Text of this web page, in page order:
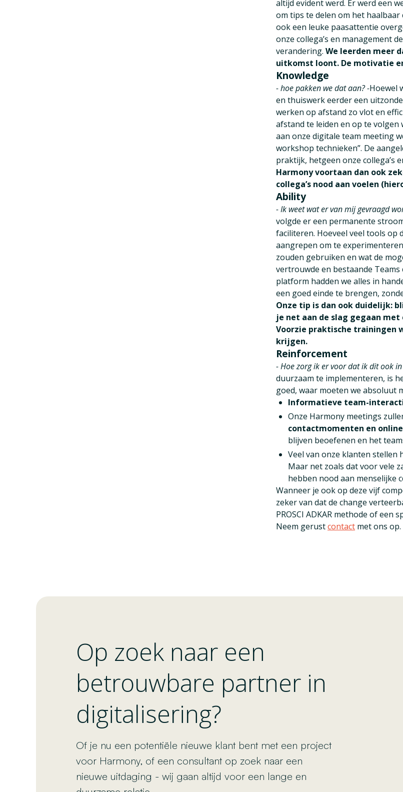
altijd evident werd. Er werd een
om tips te delen om het
ook een leuke paasattentie
onze collega’s en management
verandering. We leerden meer
uitkomst loont. De motivatie
Knowledge
- hoe pakken we dat aan? -Hoewel
en thuiswerk eerder een
werken op afstand zo vlot en
afstand te leiden en op te volgen
aan onze digitale team meeting
workshop technieken”. De
praktijk, hetgeen onze collega’s
Harmony voortaan dan ook
collega’s nood aan voelen
Ability
- Ik weet wat er van mij gevraagd
volgde er een permanente
faciliteren. Hoeveel veel tools
aangrepen om te
zouden gebruiken en wat de
vertrouwde en bestaande
platform hadden we alles in
een goed einde te brengen,
Onze tip is dan ook duidelijk:
je net aan de slag gegaan
Voorzie praktische trainingen
krijgen.
Reinforcement
- Hoe zorg ik er voor dat ik dit ook
duurzaam te implementeren, is
goed, waar moeten we absoluut
Informatieve team-
Onze Harmony meetings
contactmomenten en
blijven beoefenen en het
Veel van onze klanten stellen
Maar net zoals dat voor vele
hebben nood aan menselijke
Wanneer je ook op deze vijf
zeker van dat de change
PROSCI ADKAR methode of
Neem gerustcontact met ons op.
Op zoek naar een
betrouwbare partner in
digitalisering?
Of je nu een potentiële nieuwe klant bent met een project
voor Harmony, of een consultant op zoek naar een
nieuwe uitdaging - wij gaan altijd voor een lange en